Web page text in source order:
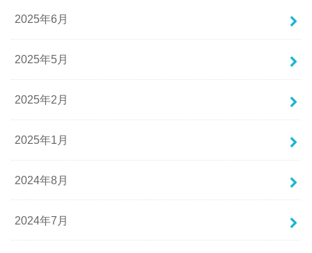
2025年6月
2025年5月
2025年2月
2025年1月
2024年8月
2024年7月